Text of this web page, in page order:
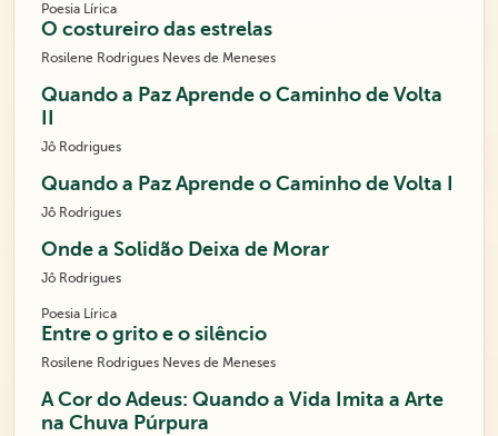
Poesia Lírica
O costureiro das estrelas
Rosilene Rodrigues Neves de Meneses
Quando a Paz Aprende o Caminho de Volta
Jô Rodrigues
Quando a Paz Aprende o Caminho de Volta I
Jô Rodrigues
Onde a Solidão Deixa de Morar
Jô Rodrigues
Poesia Lírica
Entre o grito e o silêncio
Rosilene Rodrigues Neves de Meneses
A Cor do Adeus: Quando a Vida Imita a Arte
na Chuva Púrpura